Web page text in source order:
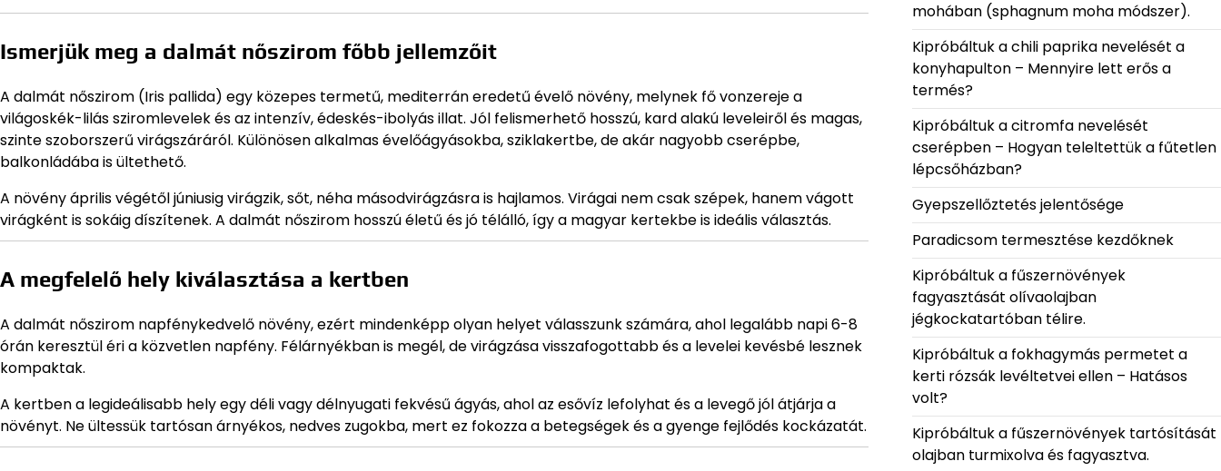
Ismerjük meg a dalmát nőszirom főbb jellemzőit
A dalmát nőszirom (Iris pallida) egy közepes termetű, mediterrán eredetű évelő növény, melynek fő vonzereje a
világoskék-lilás sziromlevelek és az intenzív, édeskés-ibolyás illat. Jól felismerhető hosszú, kard alakú leveleiről és magas,
szinte szoborszerű virágszáráról. Különösen alkalmas évelőágyásokba, sziklakertbe, de akár nagyobb cserépbe,
balkonládába is ültethető.
A növény április végétől júniusig virágzik, sőt, néha másodvirágzásra is hajlamos. Virágai nem csak szépek, hanem vágott
virágként is sokáig díszítenek. A dalmát nőszirom hosszú életű és jó télálló, így a magyar kertekbe is ideális választás.
A megfelelő hely kiválasztása a kertben
A dalmát nőszirom napfénykedvelő növény, ezért mindenképp olyan helyet válasszunk számára, ahol legalább napi 6-8
órán keresztül éri a közvetlen napfény. Félárnyékban is megél, de virágzása visszafogottabb és a levelei kevésbé lesznek
kompaktak.
A kertben a legideálisabb hely egy déli vagy délnyugati fekvésű ágyás, ahol az esővíz lefolyhat és a levegő jól átjárja a
növényt. Ne ültessük tartósan árnyékos, nedves zugokba, mert ez fokozza a betegségek és a gyenge fejlődés kockázatát.
mohában (sphagnum moha módszer).
Kipróbáltuk a chili paprika nevelését a
konyhapulton – Mennyire lett erős a
termés?
Kipróbáltuk a citromfa nevelését
cserépben – Hogyan teleltettük a fűtetlen
lépcsőházban?
Gyepszellőztetés jelentősége
Paradicsom termesztése kezdőknek
Kipróbáltuk a fűszernövények
fagyasztását olívaolajban
jégkockatartóban télire.
Kipróbáltuk a fokhagymás permetet a
kerti rózsák levéltetvei ellen – Hatásos
volt?
Kipróbáltuk a fűszernövények tartósítását
olajban turmixolva és fagyasztva.